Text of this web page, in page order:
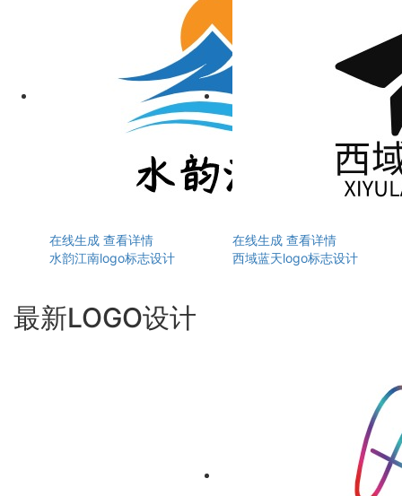
在线生成 查看详情
水韵江南logo标志设计
在线生成 查看详情
西域蓝天logo标志设计
最新LOGO设计